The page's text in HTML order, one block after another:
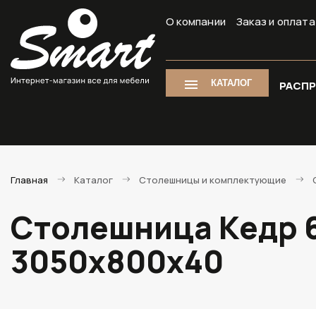
О компании Заказ и оплата
КАТАЛОГ
Главная Каталог Столешницы и комплектующие
Столешница Кедр
3050х800х40